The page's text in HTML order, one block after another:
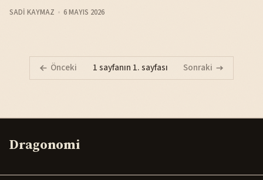
SADI KAYMAZ 6 MAYIS 2026
Önceki 1 sayfanın 1. sayfası Sonraki
Dragonomi